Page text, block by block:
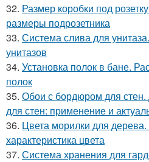
32. Размер коробки под
размеры подрозетника
33. Система слива для
унитазов
34. Установка полок в бане.
полок
35. Обои с бордюром для
для стен: применение и
36. Цвета морилки для
характеристика цвета
37. Система хранения для